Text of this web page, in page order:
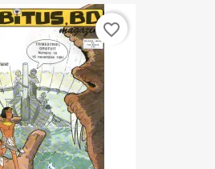
favorite_border